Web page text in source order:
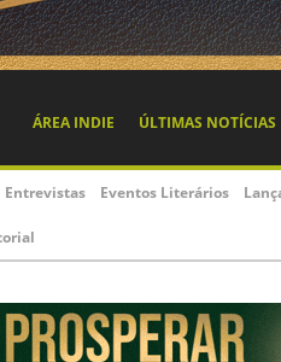
ÁREA INDIE ÚLTIMAS NOTÍCIAS
Entrevistas Eventos Literários